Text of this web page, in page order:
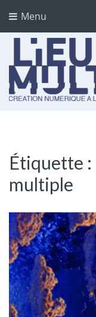
Menu
Étiquette :
multiple